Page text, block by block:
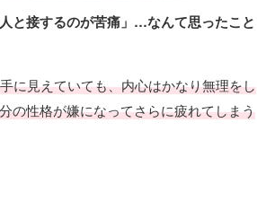
と接するのが苦痛」…なんて思ったこと
に見えていても、内心はかなり無理をし
の性格が嫌になってさらに疲れてしまう